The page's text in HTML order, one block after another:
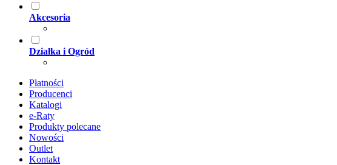
Akcesoria
Działka i Ogród
Płatności
Producenci
Katalogi
e-Raty
Produkty polecane
Nowości
Outlet
Kontakt